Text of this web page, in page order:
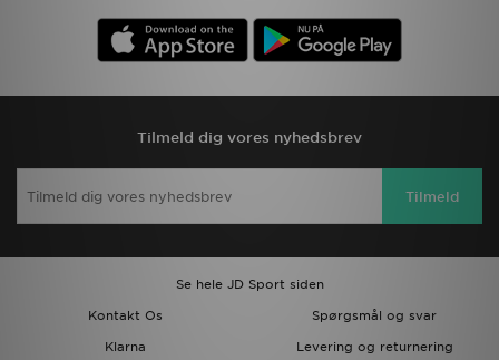
Tilmeld dig vores nyhedsbrev
Tilmeld
Se hele JD Sport siden
Kontakt Os
Spørgsmål og svar
Klarna
Levering og returnering